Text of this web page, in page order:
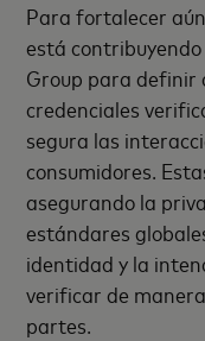
Para fortalecer
está
Group para definir
credenciales
segura las
consumidores.
asegurando la
estándares
identidad y la
verificar de
partes.